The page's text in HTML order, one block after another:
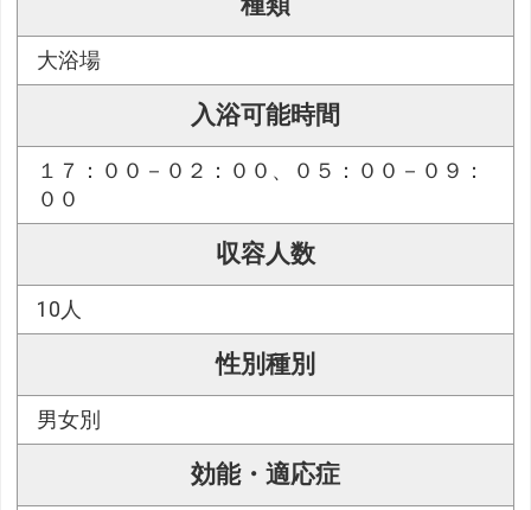
大浴場
入浴可能時間
１７：００－０２：００、０５：００－０９：
００
収容人数
10人
性別種別
男女別
効能・適応症